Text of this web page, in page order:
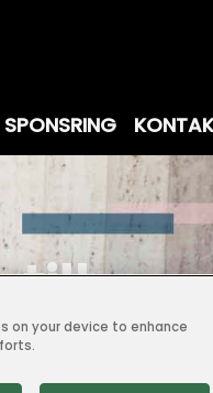
SPONSRING
till
on your device to enhance